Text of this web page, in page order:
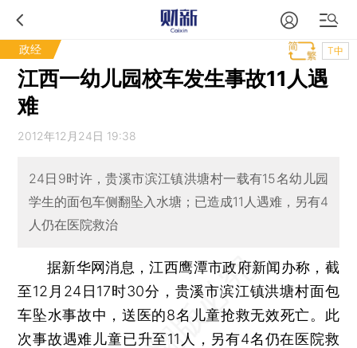
政经 T中
江西一幼儿园校车发生事故11人遇
难
2012年12月24日 19:38
24日9时许，贵溪市滨江镇洪塘村一载有15名幼儿园
学生的面包车侧翻坠入水塘；已造成11人遇难，另有4
人仍在医院救治
据新华网消息，江西鹰潭市政府新闻办称，截
至12月24日17时30分，贵溪市滨江镇洪塘村面包
车坠水事故中，送医的8名儿童抢救无效死亡。此
次事故遇难儿童已升至11人，另有4名仍在医院救